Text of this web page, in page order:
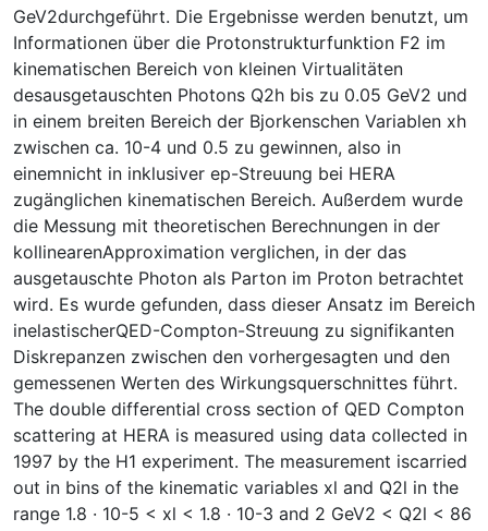
GeV2durchgeführt. Die Ergebnisse werden benutzt, um
Informationen über die Protonstrukturfunktion F2 im
kinematischen Bereich von kleinen Virtualitäten
desausgetauschten Photons Q2h bis zu 0.05 GeV2 und
in einem breiten Bereich der Bjorkenschen Variablen xh
zwischen ca. 10-4 und 0.5 zu gewinnen, also in
einemnicht in inklusiver ep-Streuung bei HERA
zugänglichen kinematischen Bereich. Außerdem wurde
die Messung mit theoretischen Berechnungen in der
kollinearenApproximation verglichen, in der das
ausgetauschte Photon als Parton im Proton betrachtet
wird. Es wurde gefunden, dass dieser Ansatz im Bereich
inelastischerQED-Compton-Streuung zu signifikanten
Diskrepanzen zwischen den vorhergesagten und den
gemessenen Werten des Wirkungsquerschnittes führt.
The double differential cross section of QED Compton
scattering at HERA is measured using data collected in
1997 by the H1 experiment. The measurement iscarried
out in bins of the kinematic variables xl and Q2l in the
range 1.8 · 10-5 < xl < 1.8 · 10-3 and 2 GeV2 < Q2l < 86